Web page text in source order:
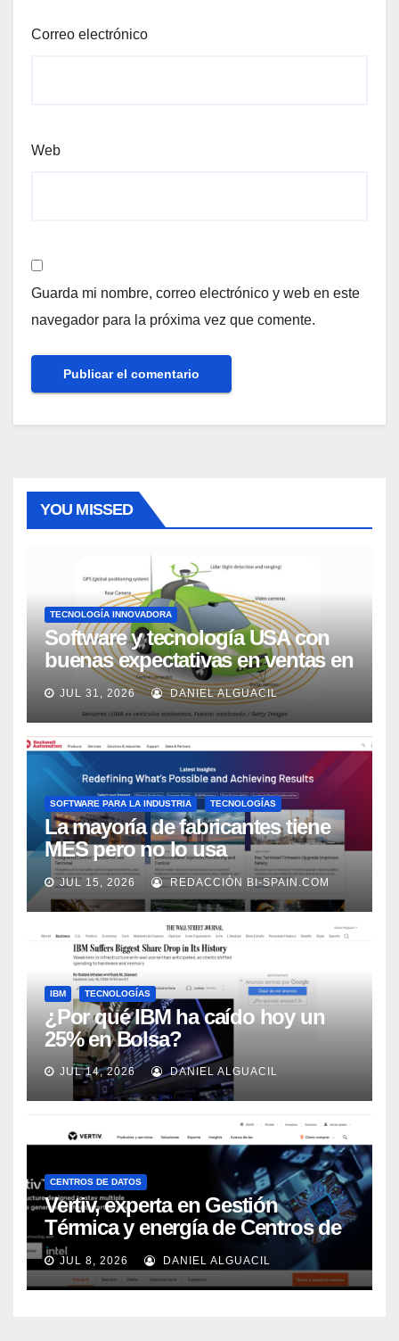
Correo electrónico
Web
Guarda mi nombre, correo electrónico y web en este
navegador para la próxima vez que comente.
YOU MISSED
TECNOLOGÍA INNOVADORA
Software y tecnología USA con
buenas expectativas en ventas en
los próximos 2 años, según
Market Watch
JUL 31, 2026 DANIEL ALGUACIL
SOFTWARE PARA LA INDUSTRIA TECNOLOGÍAS
La mayoría de fabricantes tiene
MES pero no lo usa
adecuadamente, según Rockwell
Automation
JUL 15, 2026 REDACCIÓN BI-SPAIN.COM
IBM TECNOLOGÍAS
¿Por qué IBM ha caído hoy un
25% en Bolsa?
JUL 14, 2026 DANIEL ALGUACIL
CENTROS DE DATOS
Vertiv, experta en Gestión
Térmica y energía de Centros de
Datos, sigue su crecimiento
imparable
JUL 8, 2026 DANIEL ALGUACIL